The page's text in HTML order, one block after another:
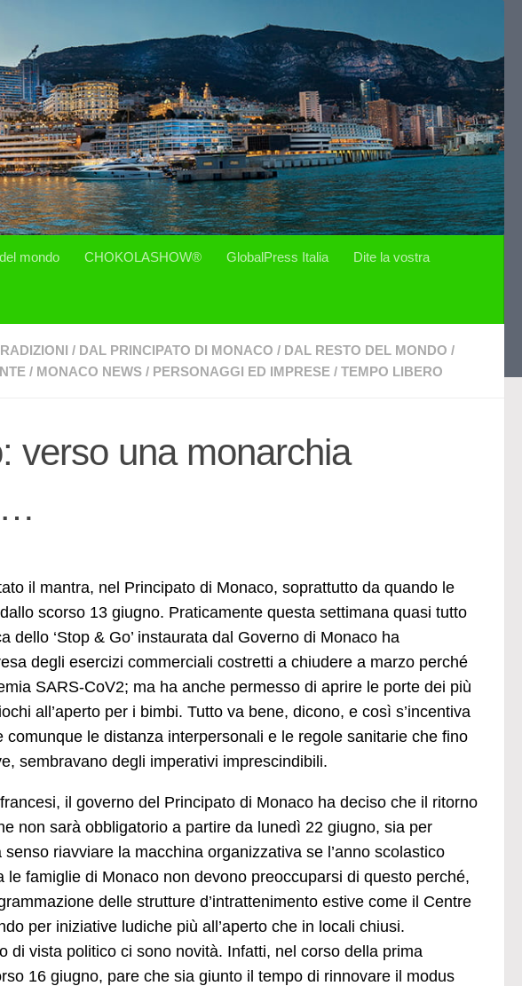
mondo CHOKOLASHOW® GlobalPress Italia Dite la vostra
/ DAL PRINCIPATO DI MONACO / DAL RESTO DEL MONDO /
/ MONACO NEWS / PERSONAGGI ED IMPRESE / TEMPO LIBERO
verso una monarchia
il mantra, nel Principato di Monaco, soprattutto da quando le
scorso 13 giugno. Praticamente questa settimana quasi tutto
dello ‘Stop & Go’ instaurata dal Governo di Monaco ha
degli esercizi commerciali costretti a chiudere a marzo perché
SARS-CoV2; ma ha anche permesso di aprire le porte dei più
all’aperto per i bimbi. Tutto va bene, dicono, e così s’incentiva
le distanza interpersonali e le regole sanitarie che fino
sembravano degli imperativi imprescindibili.
il governo del Principato di Monaco ha deciso che il ritorno
non sarà obbligatorio a partire da lunedì 22 giugno, sia per
riavviare la macchina organizzativa se l’anno scolastico
famiglie di Monaco non devono preoccuparsi di questo perché,
delle strutture d’intrattenimento estive come il Centre
per iniziative ludiche più all’aperto che in locali chiusi.
di vista politico ci sono novità. Infatti, nel corso della prima
16 giugno, pare che sia giunto il tempo di rinnovare il modus